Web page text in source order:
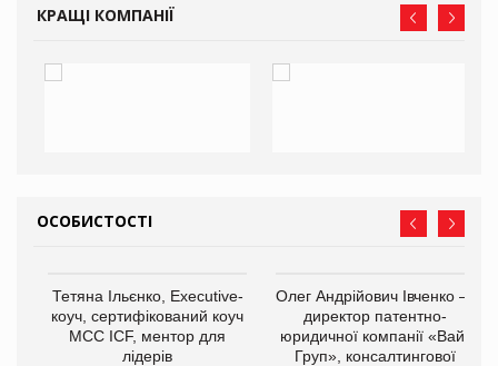
КРАЩІ КОМПАНІЇ
ОСОБИСТОСТІ
Тетяна Ільєнко, Executive-
коуч, сертифікований коуч
МСС ICF, ментор для
лідерів
Олег Андрійович Івченко —
директор патентно-
юридичної компанії «Вайз
Груп», консалтингової